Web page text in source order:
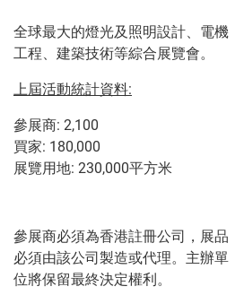
全球最大的燈光及照明設計、電機
工程、建築技術等綜合展覽會。
上屆活動統計資料:
參展商: 2,100
買家: 180,000
展覽用地: 230,000平方米
參展商必須為香港註冊公司，展品
必須由該公司製造或代理。主辦單
位將保留最終決定權利。